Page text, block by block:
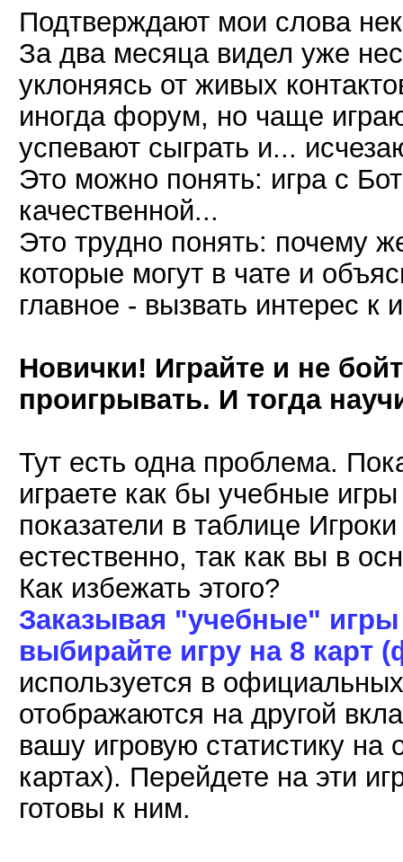
Подтверждают мои слова
За два месяца видел уже
уклоняясь от живых
иногда форум, но чаще
успевают сыграть и...
Это можно понять: игра с
качественной...
Это трудно понять: почему
которые могут в чате и
главное - вызвать интерес к
Новички! Играйте и не
проигрывать. И тогда
Тут есть одна проблема.
играете как бы учебные
показатели в таблице
естественно, так как вы в
Как избежать этого?
Заказывая "учебные"
выбирайте игру на 8 карт
используется в
отображаются на другой
вашу игровую статистику на
картах). Перейдете на эти
готовы к ним.